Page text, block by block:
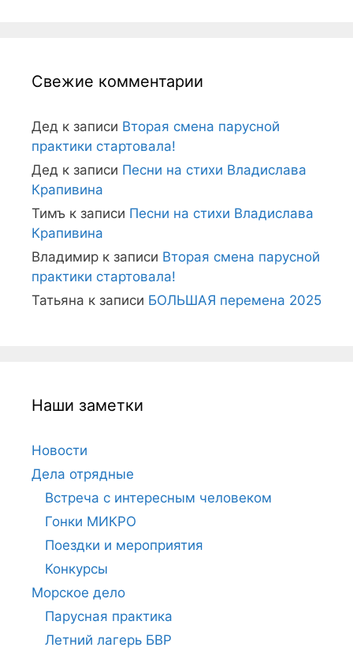
Свежие комментарии
Дед к записи Вторая смена парусной
практики стартовала!
Дед к записи Песни на стихи Владислава
Крапивина
Тимъ к записи Песни на стихи Владислава
Крапивина
Владимир к записи Вторая смена парусной
практики стартовала!
Татьяна к записи БОЛЬШАЯ перемена 2025
Наши заметки
Новости
Дела отрядные
Встреча с интересным человеком
Гонки МИКРО
Поездки и мероприятия
Конкурсы
Морское дело
Парусная практика
Летний лагерь БВР